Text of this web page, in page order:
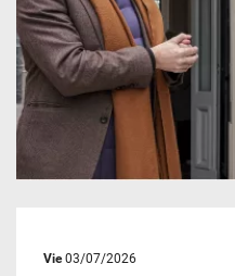
Vie03/07/2026